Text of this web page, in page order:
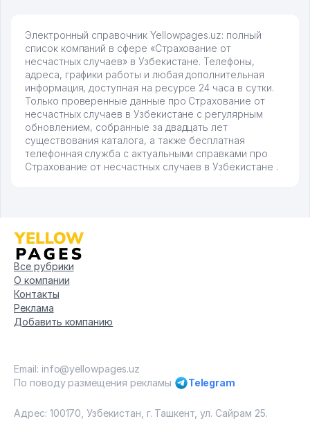
Электронный справочник Yellowpages.uz: полный
список компаний в сфере «Страхование от
несчастных случаев» в Узбекистане. Телефоны,
адреса, графики работы и любая дополнительная
информация, доступная на ресурсе 24 часа в сутки.
Только проверенные данные про Страхование от
несчастных случаев в Узбекистане с регулярным
обновлением, собранные за двадцать лет
существования каталога, а также бесплатная
телефонная служба с актуальными справками про
Страхование от несчастных случаев в Узбекистане .
Все рубрики
О компании
Контакты
Реклама
Добавить компанию
Email: info@yellowpages.uz
По поводу размещения рекламы
Telegram
Адрес: 100170, Узбекистан, г. Ташкент, ул. Сайрам 25.